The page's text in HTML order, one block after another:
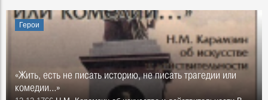
Герои
«Жить, есть не писать историю, не писать трагедии или
комедии…»